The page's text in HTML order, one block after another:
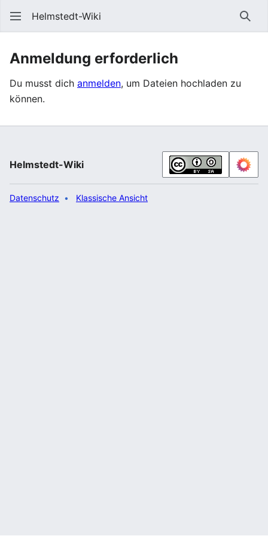
Helmstedt-Wiki
Anmeldung erforderlich
Du musst dich anmelden, um Dateien hochladen zu
können.
Helmstedt-Wiki
Datenschutz Klassische Ansicht